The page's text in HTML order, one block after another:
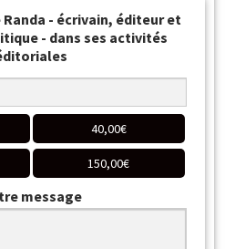
- écrivain, éditeur et
- dans ses activités
40,00€
150,00€
message